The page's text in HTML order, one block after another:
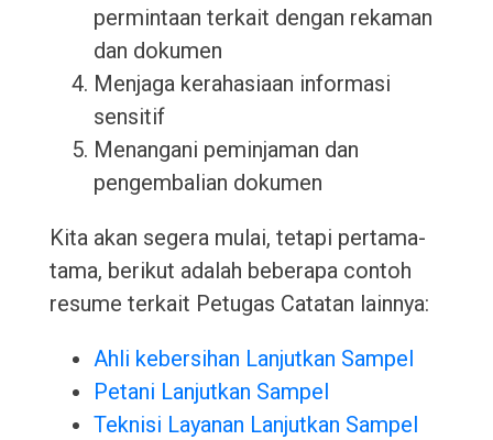
permintaan terkait dengan rekaman
dan dokumen
Menjaga kerahasiaan informasi
sensitif
Menangani peminjaman dan
pengembalian dokumen
Kita akan segera mulai, tetapi pertama-
tama, berikut adalah beberapa contoh
resume terkait Petugas Catatan lainnya:
Ahli kebersihan Lanjutkan Sampel
Petani Lanjutkan Sampel
Teknisi Layanan Lanjutkan Sampel